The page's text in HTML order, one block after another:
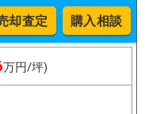
却査定 購入相談
万円/坪)